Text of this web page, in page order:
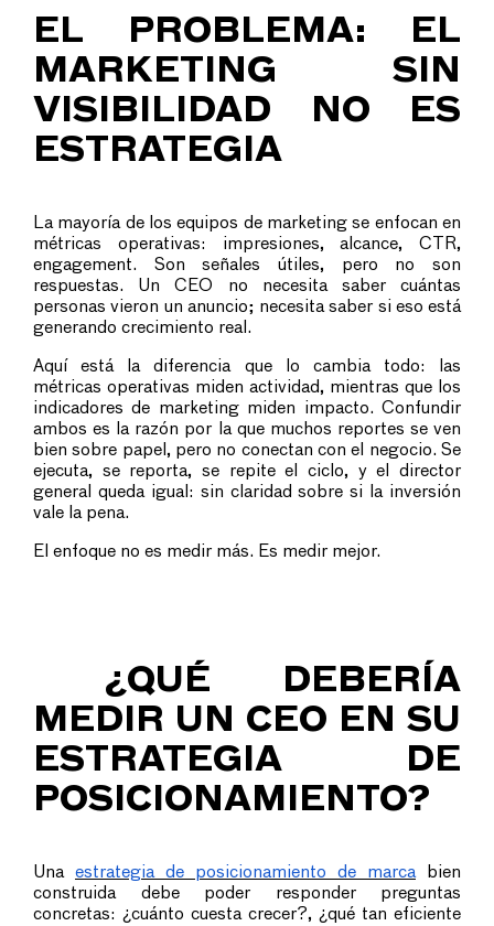
EL PROBLEMA: EL
MARKETING SIN
VISIBILIDAD NO ES
ESTRATEGIA
La mayoría de los equipos de marketing se enfocan en
métricas operativas: impresiones, alcance, CTR,
engagement. Son señales útiles, pero no son
respuestas. Un CEO no necesita saber cuántas
personas vieron un anuncio; necesita saber si eso está
generando crecimiento real.
Aquí está la diferencia que lo cambia todo: las
métricas operativas miden actividad, mientras que los
indicadores de marketing miden impacto. Confundir
ambos es la razón por la que muchos reportes se ven
bien sobre papel, pero no conectan con el negocio. Se
ejecuta, se reporta, se repite el ciclo, y el director
general queda igual: sin claridad sobre si la inversión
vale la pena.
El enfoque no es medir más. Es medir mejor.
¿QUÉ DEBERÍA
MEDIR UN CEO EN SU
ESTRATEGIA DE
POSICIONAMIENTO?
Una estrategia de posicionamiento de marcabien
construida debe poder responder preguntas
concretas: ¿cuánto cuesta crecer?, ¿qué tan eficiente